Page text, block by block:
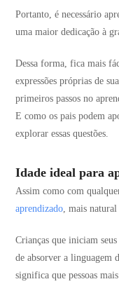
Portanto, é necessário
uma maior dedicação à
Dessa forma, fica mais
expressões próprias de
primeiros passos no
E como os pais podem
explorar essas questões.
Idade ideal para
Assim como com
aprendizado, mais
Crianças que iniciam
de absorver a linguagem
significa que pessoas